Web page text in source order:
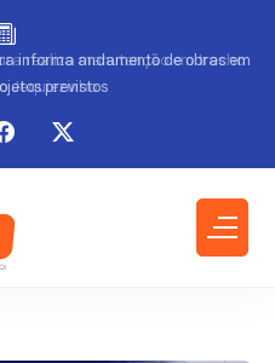
realiza manutenção em trecho
Jequiezinho